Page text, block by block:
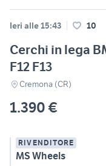
Ieri alle 15:43 10
Cerchi in lega
F12 F13
Cremona (CR)
1.390 €
RIVENDITORE
MS Wheels